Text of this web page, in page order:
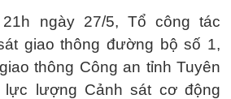
ngày 27/5, Tổ công tác
giao thông đường bộ số 1,
thông Công an tỉnh Tuyên
lực lượng Cảnh sát cơ động